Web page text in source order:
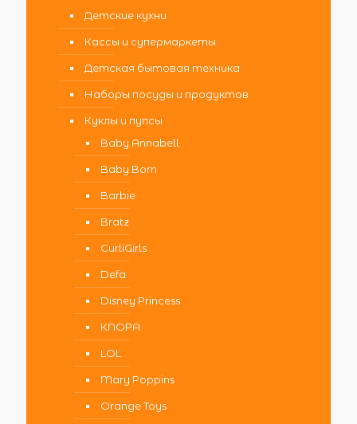
Детские кухни
Кассы и супермаркеты
Детская бытовая техника
Наборы посуды и продуктов
Куклы и пупсы
Baby Annabell
Baby Born
Barbie
Bratz
CurliGirls
Defa
Disney Princess
KNOPA
LOL
Mary Poppins
Orange Toys